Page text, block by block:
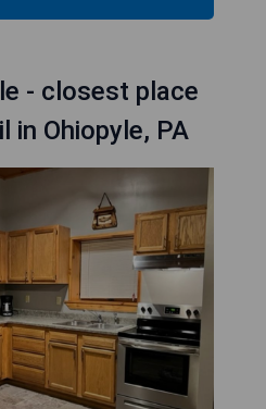
- closest place
in Ohiopyle, PA